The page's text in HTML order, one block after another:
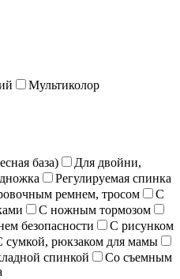
Мультиколор
база)
Для двойни,
Регулируемая спинка
ремнем, тросом
С
С ножным тормозом
безопасности
С рисунком
сумкой, рюкзаком для мамы
спинкой
Со съемным